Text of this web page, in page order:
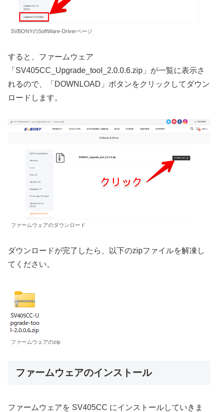
SVBONYのSoftWare-Driverページ
すると、ファームウェア
「SV405CC_Upgrade_tool_2.0.0.6.zip」が一覧に表示さ
れるので、「DOWNLOAD」ボタンをクリックしてダウン
ロードします。
ファームウェアのダウンロード
ダウンロードが完了したら、以下のzipファイルを解凍し
てください。
ファームウェアのzip
ファームウェアのインストール
ファームウェアを SV405CC にインストールしていきま